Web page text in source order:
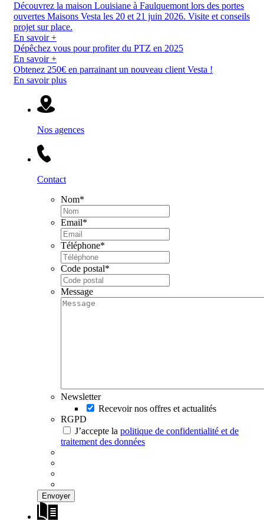
Découvrez la maison Louisiane à Faulquemont lors des portes
ouvertes Maisons Vesta les 20 et 21 juin 2026. Visite et conseils
projet sur place.
En savoir +
Dépêchez vous pour profiter du PTZ en 2025
En savoir +
Obtenez 250€ en parrainant un nouveau client Vesta !
En savoir plus
Nos agences
Contact
Nom*
Email*
Téléphone*
Code postal*
Message
Newsletter
Recevoir nos offres et actualités
RGPD
J’accepte la politique de confidentialité et de
traitement des données